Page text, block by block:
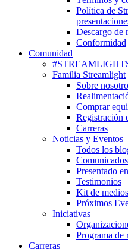
Política de
Descargo de
Conformidad
Comunidad
Familia Streamlight
Sobre
Comprar
Registración
Carreras
Noticias y Eventos
Todos los
Presentado en
Testimonios
Kit de medios
Próximos
Iniciativas
Programa de
Carreras